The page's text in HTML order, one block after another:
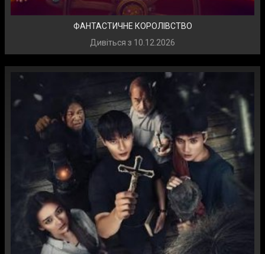
ФАНТАСТИЧНЕ КОРОЛІВСТВО
Дивіться з 10.12.2026